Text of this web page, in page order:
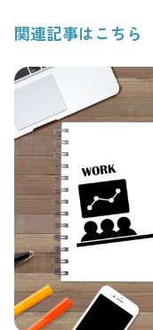
関連記事はこちら